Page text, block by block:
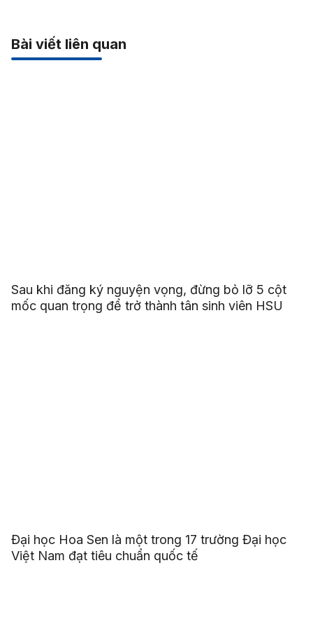
Bài viết liên quan
Sau khi đăng ký nguyện vọng, đừng bỏ lỡ 5 cột
mốc quan trọng để trở thành tân sinh viên HSU
Đại học Hoa Sen là một trong 17 trường Đại học
Việt Nam đạt tiêu chuẩn quốc tế